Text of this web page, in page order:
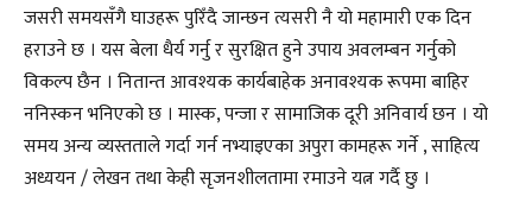
जसरी समयसँगै घाउहरू पुरिँदै जान्छन त्यसरी नै यो महामारी एक दिन
हराउने छ । यस बेला धैर्य गर्नु र सुरक्षित हुने उपाय अवलम्बन गर्नुको
विकल्प छैन । नितान्त आवश्यक कार्यबाहेक अनावश्यक रूपमा बाहिर
ननिस्कन भनिएको छ । मास्क, पन्जा र सामाजिक दूरी अनिवार्य छन । यो
समय अन्य व्यस्तताले गर्दा गर्न नभ्याइएका अपुरा कामहरू गर्ने , साहित्य
अध्ययन / लेखन तथा केही सृजनशीलतामा रमाउने यत्न गर्दै छु ।